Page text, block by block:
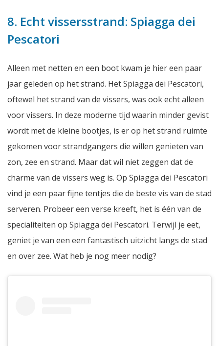
8. Echt vissersstrand: Spiagga dei
Pescatori
Alleen met netten en een boot kwam je hier een paar
jaar geleden op het strand. Het Spiagga dei Pescatori,
oftewel het strand van de vissers, was ook echt alleen
voor vissers. In deze moderne tijd waarin minder gevist
wordt met de kleine bootjes, is er op het strand ruimte
gekomen voor strandgangers die willen genieten van
zon, zee en strand. Maar dat wil niet zeggen dat de
charme van de vissers weg is. Op Spiagga dei Pescatori
vind je een paar fijne tentjes die de beste vis van de stad
serveren. Probeer een verse kreeft, het is één van de
specialiteiten op Spiagga dei Pescatori. Terwijl je eet,
geniet je van een een fantastisch uitzicht langs de stad
en over zee. Wat heb je nog meer nodig?